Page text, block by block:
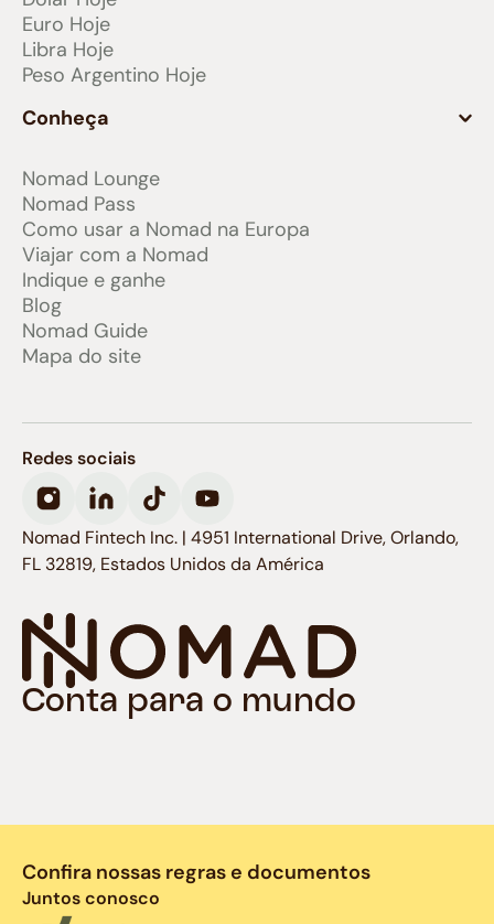
Euro Hoje
Libra Hoje
Peso Argentino Hoje
Conheça
Nomad Lounge
Nomad Pass
Como usar a Nomad na Europa
Viajar com a Nomad
Indique e ganhe
Blog
Nomad Guide
Mapa do site
Conta para o mundo
Redes sociais
Nomad Fintech Inc. | 4951 International Drive, Orlando,
FL 32819, Estados Unidos da América
Confira nossas regras e documentos
Juntos conosco